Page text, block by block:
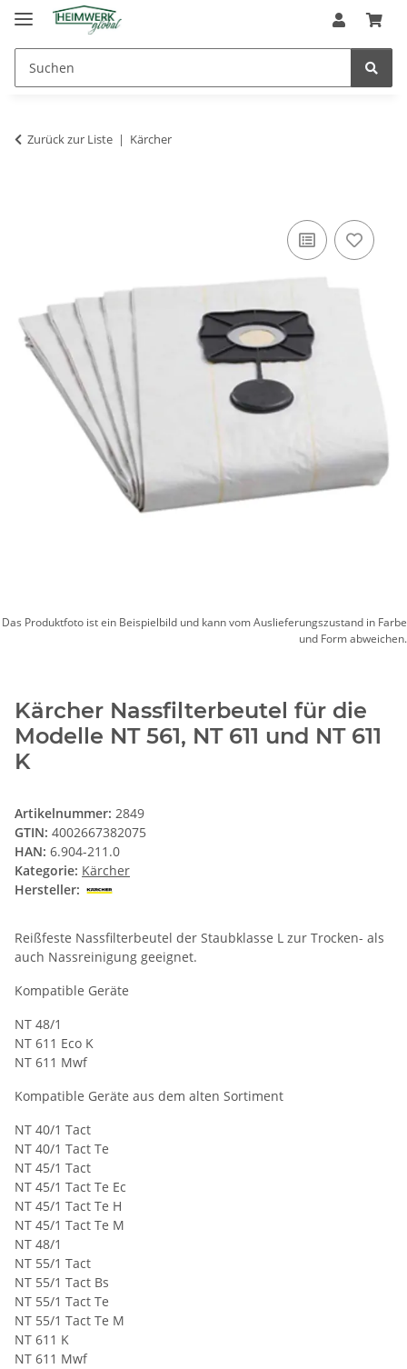
Zurück zur Liste Kärcher
Das Produktfoto ist ein Beispielbild und kann vom Auslieferungszustand in Farbe
und Form abweichen.
Kärcher Nassfilterbeutel für die
Modelle NT 561, NT 611 und NT 611
K
Artikelnummer: 2849
GTIN: 4002667382075
HAN: 6.904-211.0
Kategorie: Kärcher
Hersteller:
Reißfeste Nassfilterbeutel der Staubklasse L zur Trocken- als
auch Nassreinigung geeignet.
Kompatible Geräte
NT 48/1
NT 611 Eco K
NT 611 Mwf
Kompatible Geräte aus dem alten Sortiment
NT 40/1 Tact
NT 40/1 Tact Te
NT 45/1 Tact
NT 45/1 Tact Te Ec
NT 45/1 Tact Te H
NT 45/1 Tact Te M
NT 48/1
NT 55/1 Tact
NT 55/1 Tact Bs
NT 55/1 Tact Te
NT 55/1 Tact Te M
NT 611 K
NT 611 Mwf